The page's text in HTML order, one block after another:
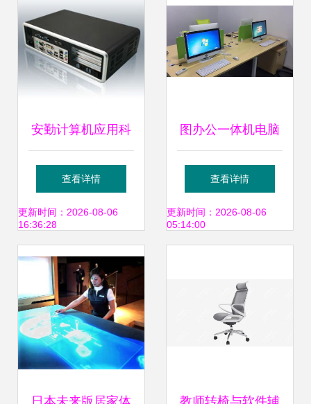
安勤计算机应用科
技（上海）产品中
心 一站式计算解决
方案与本地化服务
领导者
查看详情
更新时间：2026-08-06
16:36:28
图办公一体机电脑
深圳厂家直销的优
质选择，软件及辅
查看详情
更新时间：2026-08-06
05:14:00
日本未来版居家体 教师转椅与软件辅